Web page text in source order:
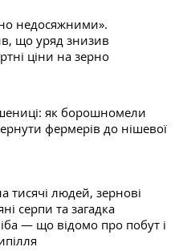
недосяжними».
що уряд знизив
ціни на зерно
як борошномели
фермерів до нішевої
тисячі людей, зернові
серпи та загадка
— що відомо про побут і